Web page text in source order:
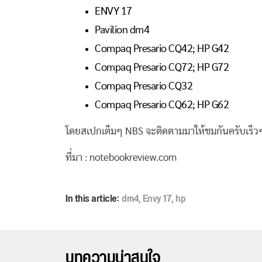
ENVY 17
Pavilion dm4
Compaq Presario CQ42; HP G42
Compaq Presario CQ72; HP G72
Compaq Presario CQ32
Compaq Presario CQ62; HP G62
โดยสเปกเต็มๆ NBS จะติดตามมาให้ชมกันครับเร็
ที่มา : notebookreview.com
In this article:dm4,Envy 17,hp